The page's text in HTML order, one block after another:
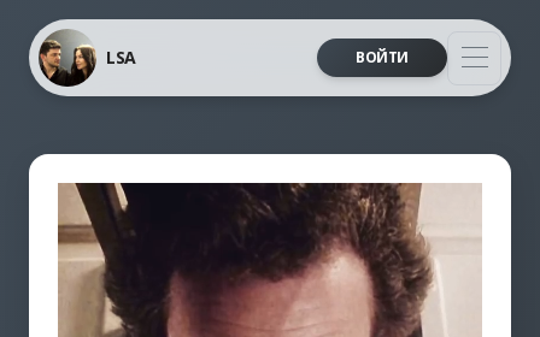
LSA ВОЙТИ